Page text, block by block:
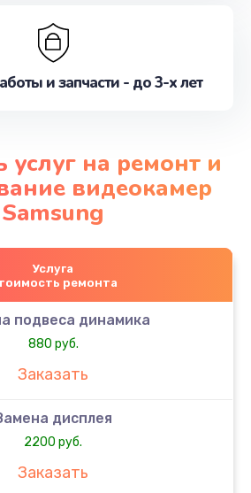
и запчасти - до 3-х лет
услуг на ремонт и
видеокамер
Samsung
Услуга
ремонта
подвеса динамика
880 руб.
Заказать
дисплея
2200 руб.
Заказать